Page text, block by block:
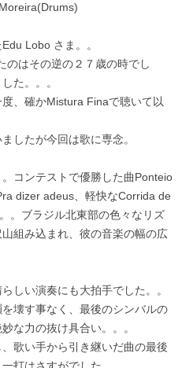
Lobo さま。。
のはその逆の２７歳の時でし
た。。。
、確かMistura Finaで聴いて以
したが今回は歌に専念。
コンテストで優勝した曲Ponteio
dizer adeus、軽快なCorrida de
。ブラジル北東部の色々なリズ
組み込まれ、彼の音楽の幅の広
しい演奏にも大拍手でした。。
壊す事なく、最後のシンバルの
な力の抜け具合い。。。
歌い手から引き継いだ曲の最後